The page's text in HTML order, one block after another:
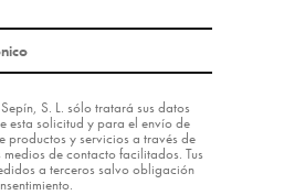
S. L. sólo tratará sus datos
esta solicitud y para el envío de
productos y servicios a través de
de contacto facilitados. Tus
a terceros salvo obligación